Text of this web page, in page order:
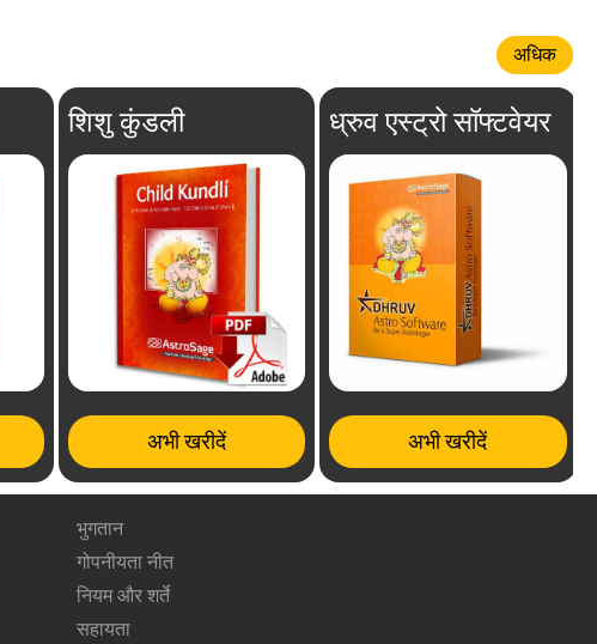
अधिक
शिशु कुंडली
अभी खरीदें
ध्रुव एस्ट्रो सॉफ्टवेयर
अभी खरीदें
भुगतान
गोपनीयता नीत
नियम और शर्ते
सहायता